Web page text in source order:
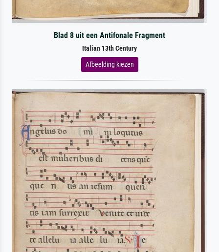
Blad 8 uit een Antifonale Fragment
Italian 13th Century
Afbeelding kiezen